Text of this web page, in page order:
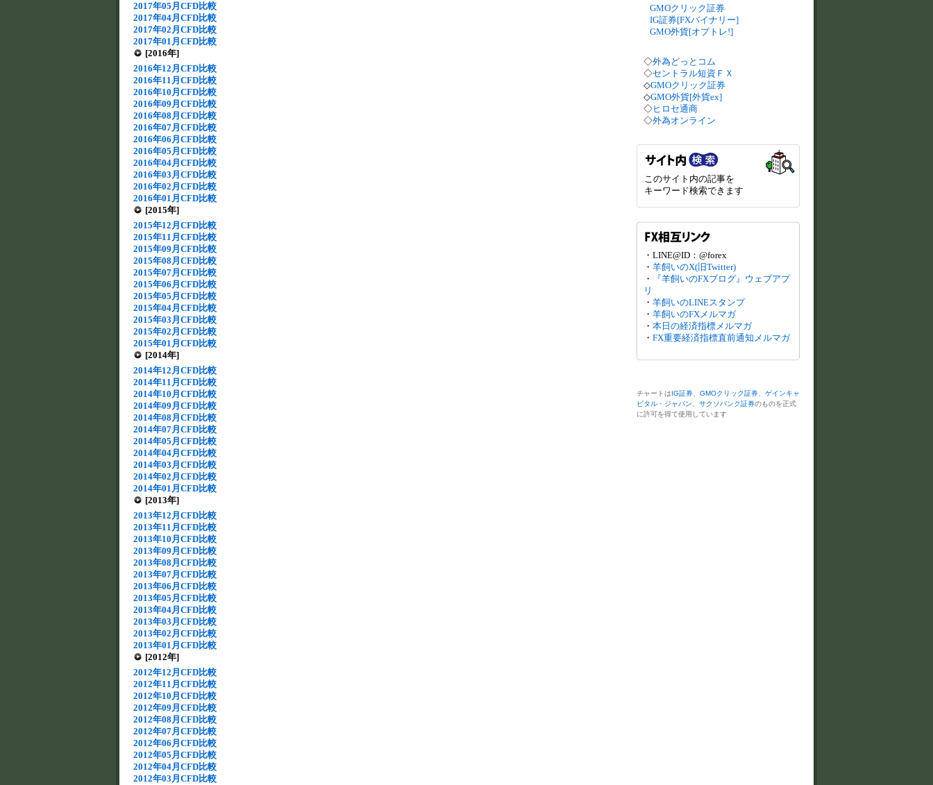
2017年05月CFD比較
2017年04月CFD比較
2017年02月CFD比較
2017年01月CFD比較
[2016年]
2016年12月CFD比較
2016年11月CFD比較
2016年10月CFD比較
2016年09月CFD比較
2016年08月CFD比較
2016年07月CFD比較
2016年06月CFD比較
2016年05月CFD比較
2016年04月CFD比較
2016年03月CFD比較
2016年02月CFD比較
2016年01月CFD比較
[2015年]
2015年12月CFD比較
2015年11月CFD比較
2015年09月CFD比較
2015年08月CFD比較
2015年07月CFD比較
2015年06月CFD比較
2015年05月CFD比較
2015年04月CFD比較
2015年03月CFD比較
2015年02月CFD比較
2015年01月CFD比較
[2014年]
2014年12月CFD比較
2014年11月CFD比較
2014年10月CFD比較
2014年09月CFD比較
2014年08月CFD比較
2014年07月CFD比較
2014年05月CFD比較
2014年04月CFD比較
2014年03月CFD比較
2014年02月CFD比較
2014年01月CFD比較
[2013年]
2013年12月CFD比較
2013年11月CFD比較
2013年10月CFD比較
2013年09月CFD比較
2013年08月CFD比較
2013年07月CFD比較
2013年06月CFD比較
2013年05月CFD比較
2013年04月CFD比較
2013年03月CFD比較
2013年02月CFD比較
2013年01月CFD比較
[2012年]
2012年12月CFD比較
2012年11月CFD比較
2012年10月CFD比較
2012年09月CFD比較
2012年08月CFD比較
2012年07月CFD比較
2012年06月CFD比較
2012年05月CFD比較
2012年04月CFD比較
2012年03月CFD比較
GMOクリック証券
IG証券[FXバイナリー]
GMO外貨[オプトレ!]
◇外為どっとコム
◇セントラル短資ＦＸ
◇GMOクリック証券
◇GMO外貨[外貨ex]
◇ヒロセ通商
◇外為オンライン
このサイト内の記事を
キーワード検索できます
・LINE@ID：@forex
・ 羊飼いのX(旧Twitter)
・
『羊飼いのFXブログ』ウェブアプ
リ
・ 羊飼いのLINEスタンプ
・ 羊飼いのFXメルマガ
・ 本日の経済指標メルマガ
・ FX重要経済指標直前通知メルマガ
チャートはIG証券 GMOクリック証券
ゲインキャ
ピタル・ジャパン
サクソバンク証券のものを正式
に許可を得て使用しています